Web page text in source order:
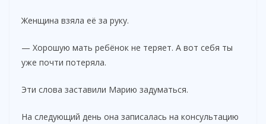
Женщина взяла её за руку.
— Хорошую мать ребёнок не теряет. А вот себя ты
уже почти потеряла.
Эти слова заставили Марию задуматься.
На следующий день она записалась на консультацию